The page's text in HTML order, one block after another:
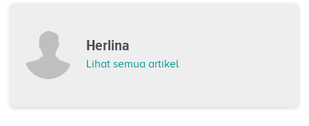
Herlina
Lihat semua artikel